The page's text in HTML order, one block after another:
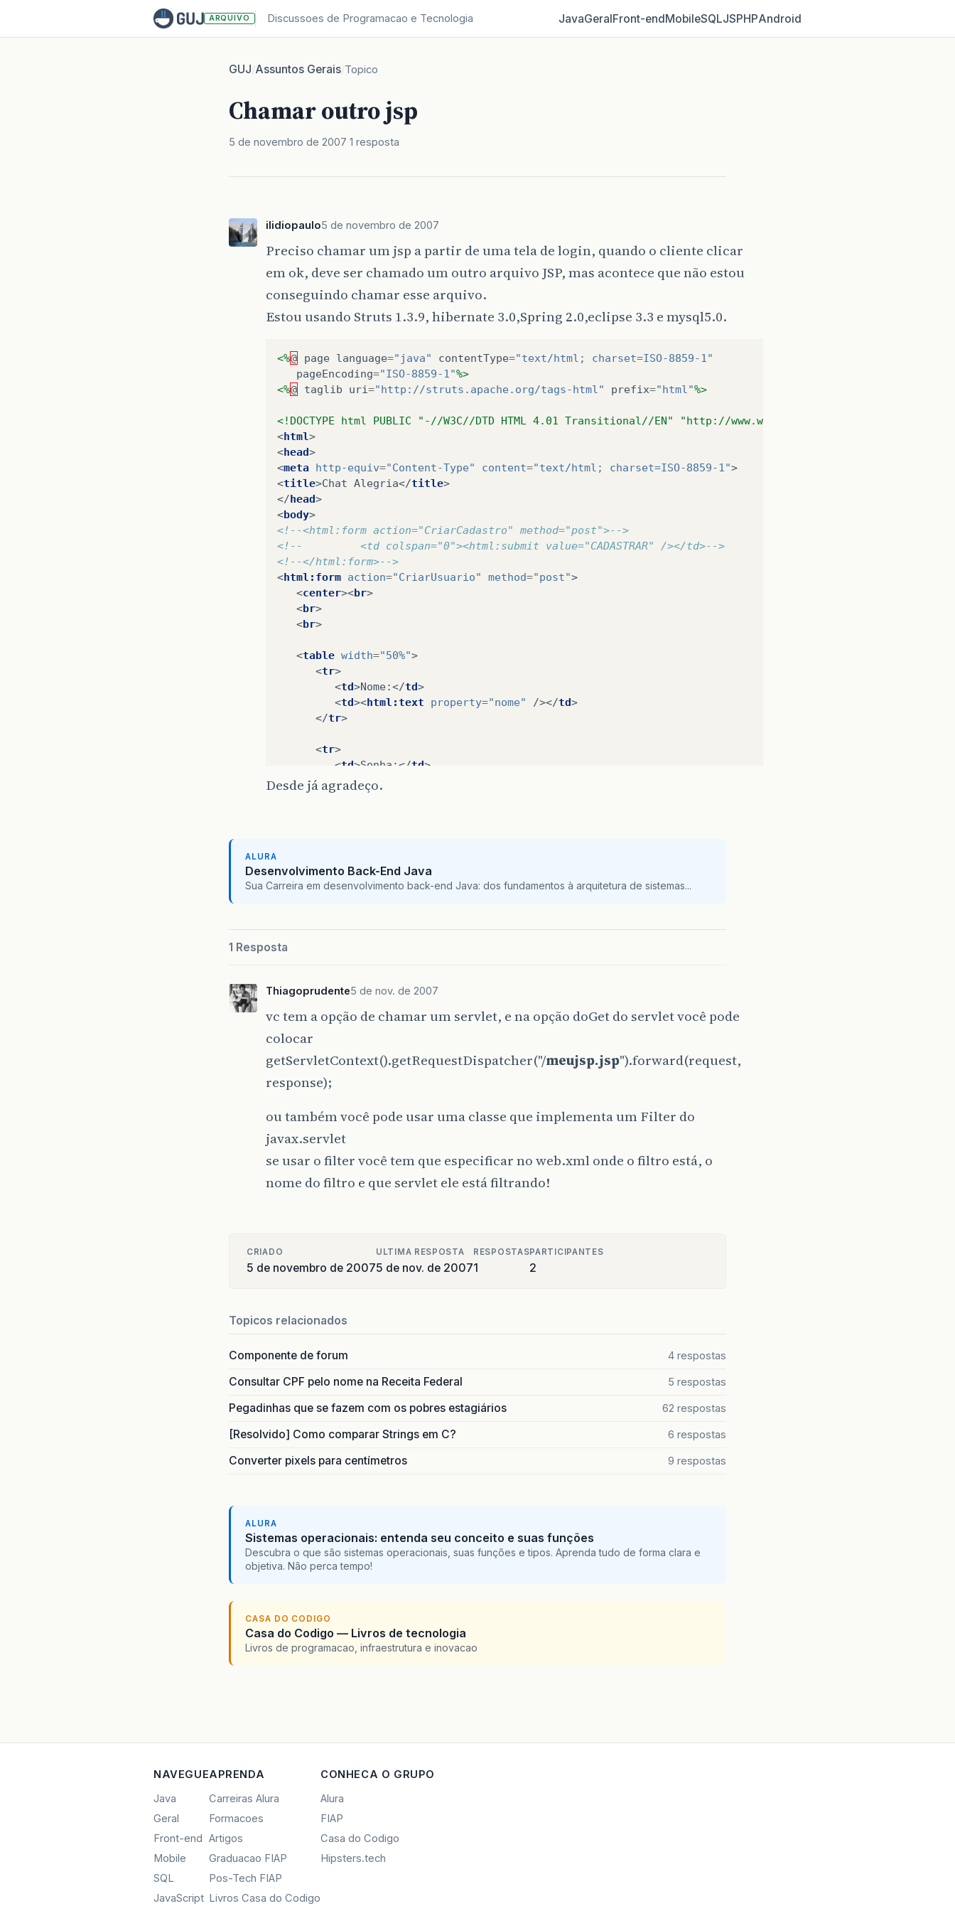
ARQUIVO Discussoes de Programacao e Tecnologia JavaGeralFront‑endMobileSQLJSPHPAndroid
GUJ/Assuntos Gerais/Topico
Chamar outro jsp
5 de novembro de 2007 1 resposta
ilidiopaulo5 de novembro de 2007
Preciso chamar um jsp a partir de uma tela de login, quando o cliente clicar
em ok, deve ser chamado um outro arquivo JSP, mas acontece que não estou
conseguindo chamar esse arquivo.
Estou usando Struts 1.3.9, hibernate 3.0,Spring 2.0,eclipse 3.3 e mysql5.0.
<%@ page language="java" contentType="text/html; charset=ISO-8859-1"
pageEncoding="ISO-8859-1"%>
<%@ taglib uri="http://struts.apache.org/tags-html" prefix="html"%>
<!DOCTYPE html PUBLIC "-//W3C//DTD HTML 4.01 Transitional//EN" "http://www.w3.org/TR/html4/loose.dtd">
<html>
<head>
<meta http-equiv="Content-Type" content="text/html; charset=ISO-8859-1">
<title>Chat Alegria</title>
</head>
<body>
<!--<html:form action="CriarCadastro" method="post">-->
<!--         <td colspan="0"><html:submit value="CADASTRAR" /></td>-->
<!--</html:form>-->
<html:form action="CriarUsuario" method="post">
<center><br>
<br>
<br>
<table width="50%">
<tr>
<td>Nome:</td>
<td><html:text property="nome" /></td>
</tr>
<tr>
<td>Senha:</td>
td><
tr
</tr>
</table>
</
Desde já agradeço.
ALURA
Desenvolvimento Back-End Java
Sua Carreira em desenvolvimento back-end Java: dos fundamentos à arquitetura de sistemas...
1 Resposta
Thiagoprudente5 de nov. de 2007
vc tem a opção de chamar um servlet, e na opção doGet do servlet você pode
colocar
getServletContext().getRequestDispatcher("/meujsp.jsp").forward(request,
response);
ou também você pode usar uma classe que implementa um Filter do
javax.servlet
se usar o filter você tem que especificar no web.xml onde o filtro está, o
nome do filtro e que servlet ele está filtrando!
CRIADO
5 de novembro de 2007
ULTIMA RESPOSTA
5 de nov. de 2007
RESPOSTAS
1
PARTICIPANTES
2
Topicos relacionados
Componente de forum 4 respostas
Consultar CPF pelo nome na Receita Federal 5 respostas
Pegadinhas que se fazem com os pobres estagiários 62 respostas
[Resolvido] Como comparar Strings em C? 6 respostas
Converter pixels para centímetros 9 respostas
ALURA
Sistemas operacionais: entenda seu conceito e suas funções
Descubra o que são sistemas operacionais, suas funções e tipos. Aprenda tudo de forma clara e
objetiva. Não perca tempo!
CASA DO CODIGO
Casa do Codigo — Livros de tecnologia
Livros de programacao, infraestrutura e inovacao
NAVEGUE
Java
Geral
Front-end
Mobile
SQL
JavaScript
APRENDA
Carreiras Alura
Formacoes
Artigos
Graduacao FIAP
Pos-Tech FIAP
Livros Casa do Codigo
CONHECA O GRUPO
Alura
FIAP
Casa do Codigo
Hipsters.tech